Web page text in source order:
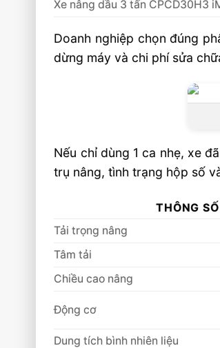
Xe nâng dầu 3 tấn CPCD30H3
Doanh nghiệp chọn đúng
dừng máy và chi phí sửa
Nếu chỉ dùng 1 ca nhẹ, xe
trụ nâng, tình trạng hộp số
THÔNG SỐ
Tải trọng nâng
Tâm tải
Chiều cao nâng
Động cơ
Dung tích bình nhiên liệu